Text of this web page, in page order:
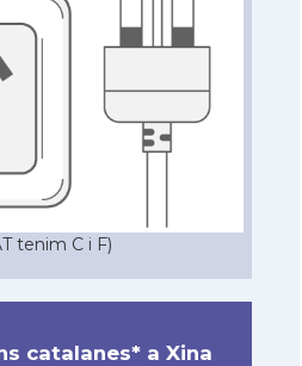
tenim C i F)
catalanes* a Xina